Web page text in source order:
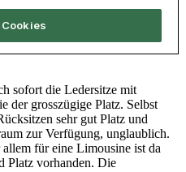
sofort die Ledersitze mit
der grosszügige Platz. Selbst
sehr gut Platz und
zur Verfügung, unglaublich.
für eine Limousine ist da
Platz vorhanden. Die